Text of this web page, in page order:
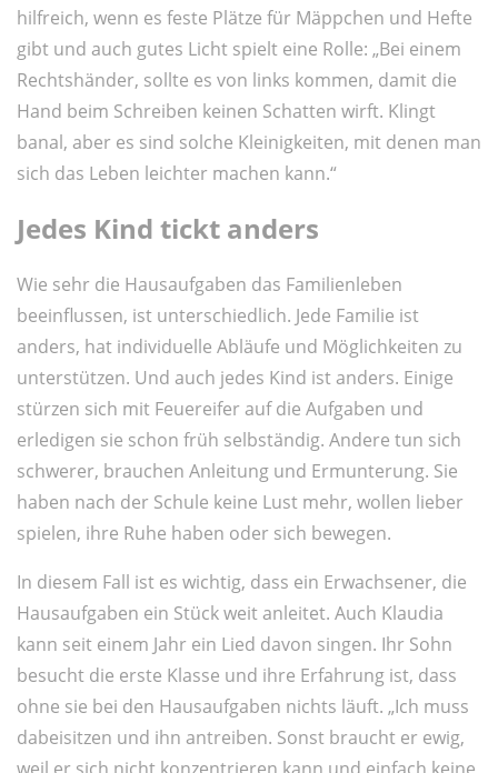
hilfreich, wenn es feste Plätze für Mäppchen und Hefte
gibt und auch gutes Licht spielt eine Rolle: „Bei einem
Rechtshänder, sollte es von links kommen, damit die
Hand beim Schreiben keinen Schatten wirft. Klingt
banal, aber es sind solche Kleinigkeiten, mit denen man
sich das Leben leichter machen kann.“
Jedes Kind tickt anders
Wie sehr die Hausaufgaben das Familienleben
beeinflussen, ist unterschiedlich. Jede Familie ist
anders, hat individuelle Abläufe und Möglichkeiten zu
unterstützen. Und auch jedes Kind ist anders. Einige
stürzen sich mit Feuereifer auf die Aufgaben und
erledigen sie schon früh selbständig. Andere tun sich
schwerer, brauchen Anleitung und Ermunterung. Sie
haben nach der Schule keine Lust mehr, wollen lieber
spielen, ihre Ruhe haben oder sich bewegen.
In diesem Fall ist es wichtig, dass ein Erwachsener, die
Hausaufgaben ein Stück weit anleitet. Auch Klaudia
kann seit einem Jahr ein Lied davon singen. Ihr Sohn
besucht die erste Klasse und ihre Erfahrung ist, dass
ohne sie bei den Hausaufgaben nichts läuft. „Ich muss
dabeisitzen und ihn antreiben. Sonst braucht er ewig,